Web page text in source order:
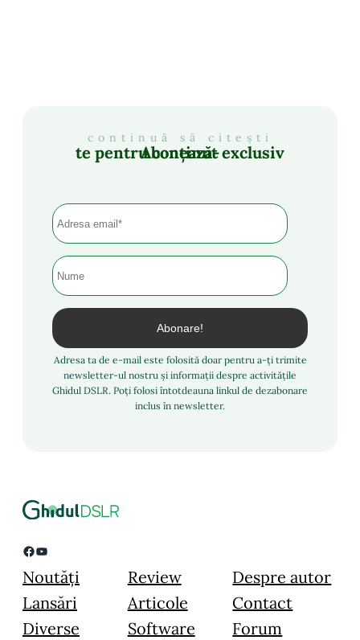
continuă să citești
Abonează-te pentru conținut exclusiv
Adresa ta de e-mail este folosită doar pentru a-ți trimite
newsletter-ul nostru și informații despre activitățile
Ghidul DSLR. Poți folosi întotdeauna linkul de dezabonare
inclus în newsletter.
Facebook YouTube
Noutăți
Lansări
Diverse
Review
Articole
Software
Despre autor
Contact
Forum